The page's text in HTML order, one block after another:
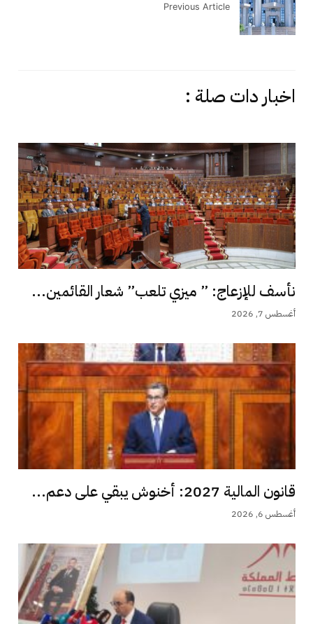
Previous Article
اخبار دات صلة :
نأسف للإزعاج: ” ميزي تلعب” شعار القائمين...
أغسطس 7, 2026
قانون المالية 2027: أخنوش يبقي على دعم...
أغسطس 6, 2026